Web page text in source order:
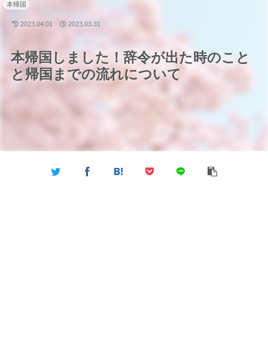
本帰国しました！辞令が出た時のこと
と帰国までの流れについて
本帰国
2023.04.01 2023.03.31